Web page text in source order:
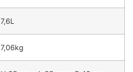
7,6L
7,06kg